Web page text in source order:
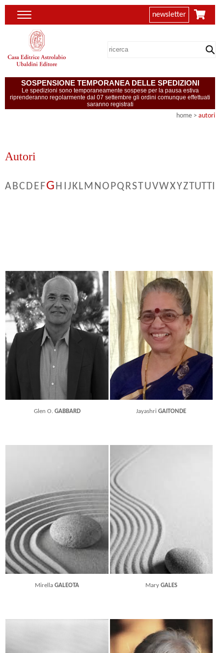
newsletter
SOSPENSIONE TEMPORANEA DELLE SPEDIZIONI
Le spedizioni sono temporaneamente sospese per la pausa estiva
riprenderanno regolarmente dal 07 settembre gli ordini comunque effettuati
saranno registrati
home > autori
Autori
ABCDEFGH IJKLM NOPQRSTUVWXYZTUTTI
Glen O. GABBARD JayashriGAITONDE
MirellaGALEOTA Mary GALES